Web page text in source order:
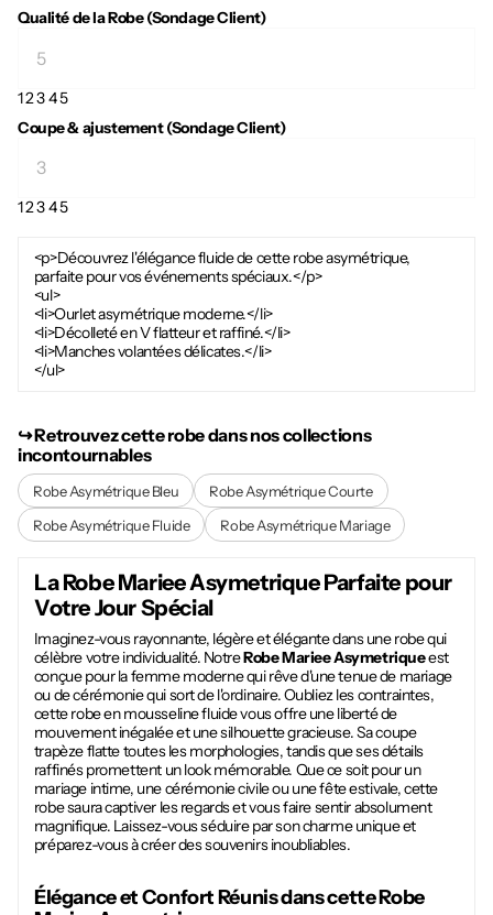
Qualité de la Robe (Sondage Client)
12345
Coupe & ajustement (Sondage Client)
12345
<p>Découvrez l'élégance fluide de cette robe asymétrique,
parfaite pour vos événements spéciaux.</p>
<ul>
<li>Ourlet asymétrique moderne.</li>
<li>Décolleté en V flatteur et raffiné.</li>
<li>Manches volantées délicates.</li>
</ul>
↪︎ Retrouvez cette robe dans nos collections
incontournables
Robe Asymétrique Bleu
Robe Asymétrique Courte
Robe Asymétrique Fluide
Robe Asymétrique Mariage
LaRobe Mariee AsymetriqueParfaite pour
Votre Jour Spécial
Imaginez-vous rayonnante, légère et élégante dans une robe qui
célèbre votre individualité. NotreRobe Mariee Asymetriqueest
conçue pour la femme moderne qui rêve d'une tenue de mariage
ou de cérémonie qui sort de l'ordinaire. Oubliez les contraintes,
cette robe en mousseline fluide vous offre une liberté de
mouvement inégalée et une silhouette gracieuse. Sa coupe
trapèze flatte toutes les morphologies, tandis que ses détails
raffinés promettent un look mémorable. Que ce soit pour un
mariage intime, une cérémonie civile ou une fête estivale, cette
robe saura captiver les regards et vous faire sentir absolument
magnifique. Laissez-vous séduire par son charme unique et
préparez-vous à créer des souvenirs inoubliables.
Élégance et Confort Réunis dans cetteRobe